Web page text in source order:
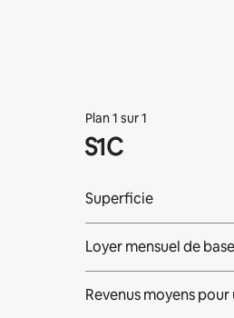
Plan 1 sur 1
S1C
Superficie
Loyer mensuel de base
Revenus moyens pour